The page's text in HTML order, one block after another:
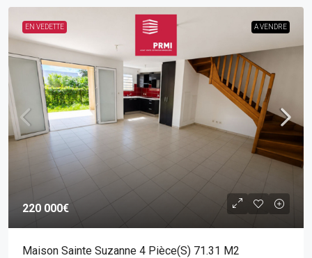
EN VEDETTE A VENDRE
220 000€
Maison Sainte Suzanne 4 Pièce(s) 71.31 M2